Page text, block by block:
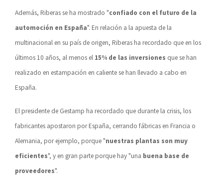
Además, Riberas se ha mostrado "confiado con el futuro de la
automoción en España". En relación a la apuesta de la
multinacional en su país de origen, Riberas ha recordado que en los
últimos 10 años, al menos el 15% de las inversiones que se han
realizado en estampación en caliente se han llevado a cabo en
España.
El presidente de Gestamp ha recordado que durante la crisis, los
fabricantes apostaron por España, cerrando fábricas en Francia o
Alemania, por ejemplo, porque "nuestras plantas son muy
eficientes", y en gran parte porque hay "una buena base de
proveedores".